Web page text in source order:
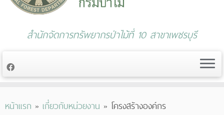
to
สำนักจัดการทรัพยากรป่าไม้ที่ 10 สาขาเพชรบุรี
หน้าแรก » เกี่ยวกับหน่วยงาน » โครงสร้างองค์กร